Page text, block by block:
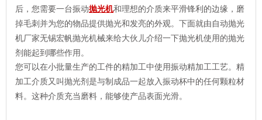
后，您需要一台振动抛光机和理想的介质来平滑锋利的边缘，磨
掉毛刺并为您的物品提供抛光和发亮的外观。下面就由自动抛光
机厂家无锡宏帆抛光机械来给大伙儿介绍一下抛光机使用的抛光
剂能起到哪些作用。
您可以在小批量生产的工件的精加工中使用振动精加工工艺。 精
加工介质又叫抛光剂是与制成品一起放入振动杯中的任何颗粒材
料。这种介质充当磨料，能够使产品表面光滑。